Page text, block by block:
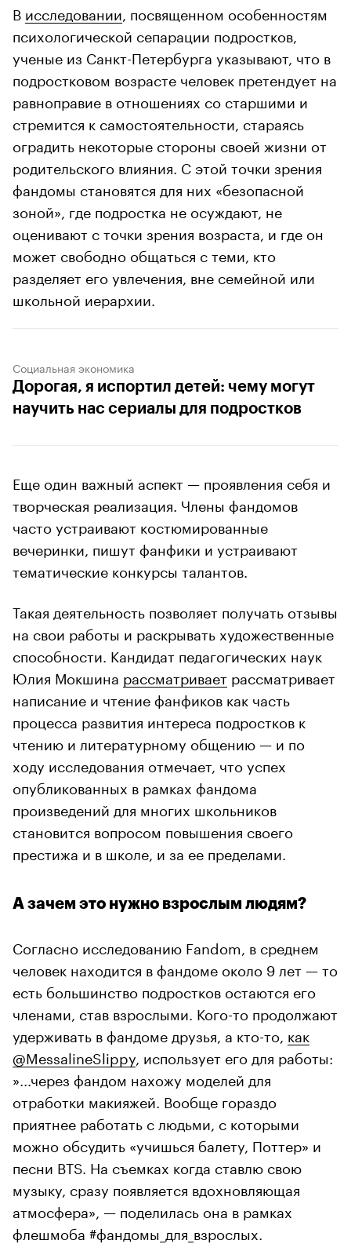
В исследовании , посвященном особенностям
психологической сепарации подростков,
ученые из Санкт-Петербурга указывают, что в
подростковом возрасте человек претендует на
равноправие в отношениях со старшими и
стремится к самостоятельности, стараясь
оградить некоторые стороны своей жизни от
родительского влияния. С этой точки зрения
фандомы становятся для них «безопасной
зоной», где подростка не осуждают, не
оценивают с точки зрения возраста, и где он
может свободно общаться с теми, кто
разделяет его увлечения, вне семейной или
школьной иерархии.
Социальная экономика
Дорогая, я испортил детей: чему могут
научить нас сериалы для подростков
Еще один важный аспект — проявления себя и
творческая реализация. Члены фандомов
часто устраивают костюмированные
вечеринки, пишут фанфики и устраивают
тематические конкурсы талантов.
Такая деятельность позволяет получать отзывы
на свои работы и раскрывать художественные
способности. Кандидат педагогических наук
Юлия Мокшина рассматривает рассматривает
написание и чтение фанфиков как часть
процесса развития интереса подростков к
чтению и литературному общению — и по
ходу исследования отмечает, что успех
опубликованных в рамках фандома
произведений для многих школьников
становится вопросом повышения своего
престижа и в школе, и за ее пределами.
А зачем это нужно взрослым людям?
Согласно исследованию Fandom, в среднем
человек находится в фандоме около 9 лет — то
есть большинство подростков остаются его
членами, став взрослыми. Кого-то продолжают
удерживать в фандоме друзья, а кто-то, как
@MessalineSlippy , использует его для работы:
»...через фандом нахожу моделей для
отработки макияжей. Вообще гораздо
приятнее работать с людьми, с которыми
можно обсудить «учишься балету, Поттер» и
песни BTS. На съемках когда ставлю свою
музыку, сразу появляется вдохновляющая
атмосфера», — поделилась она в рамках
флешмоба #фандомы_для_взрослых.